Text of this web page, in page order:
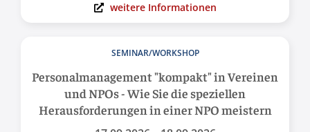
weitere Informationen
SEMINAR/WORKSHOP
Personal­management "kompakt" in Vereinen
und NPOs - Wie Sie die speziellen
Herausforderungen in einer NPO meistern